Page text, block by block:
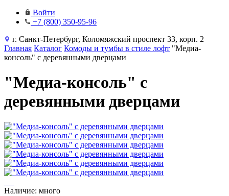
Войти
+7 (800) 350-95-96
г. Санкт-Петербург, Коломяжский проспект 33, корп. 2
Главная Каталог Комоды и тумбы в стиле лофт "Медиа-
консоль" с деревянными дверцами
"Медиа-консоль" с
деревянными дверцами
Наличие: много